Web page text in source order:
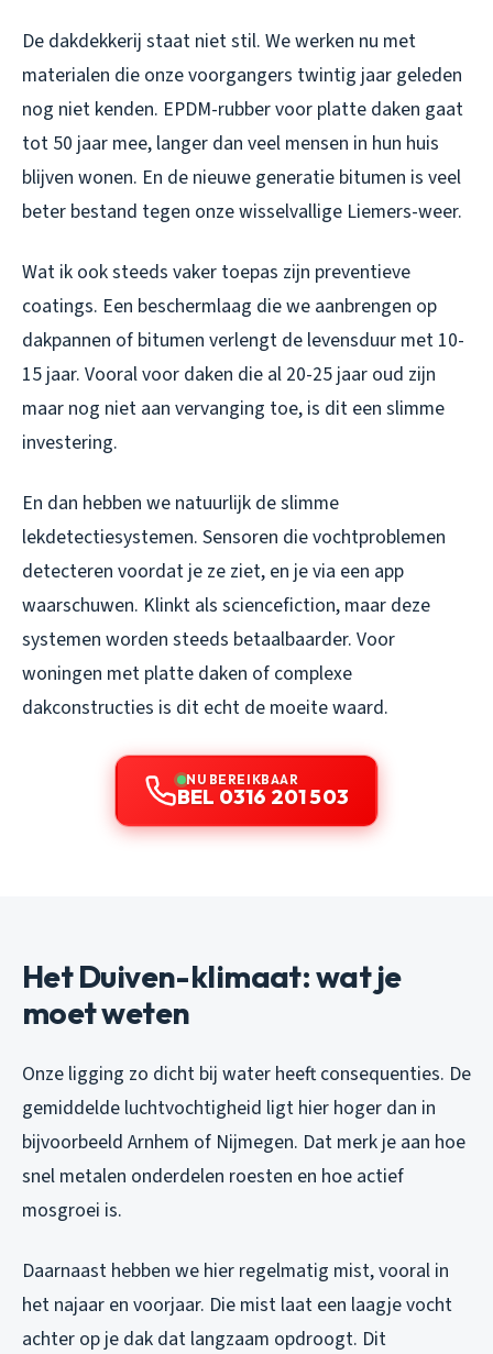
De dakdekkerij staat niet stil. We werken nu met
materialen die onze voorgangers twintig jaar geleden
nog niet kenden. EPDM-rubber voor platte daken gaat
tot 50 jaar mee, langer dan veel mensen in hun huis
blijven wonen. En de nieuwe generatie bitumen is veel
beter bestand tegen onze wisselvallige Liemers-weer.
Wat ik ook steeds vaker toepas zijn preventieve
coatings. Een beschermlaag die we aanbrengen op
dakpannen of bitumen verlengt de levensduur met 10-
15 jaar. Vooral voor daken die al 20-25 jaar oud zijn
maar nog niet aan vervanging toe, is dit een slimme
investering.
En dan hebben we natuurlijk de slimme
lekdetectiesystemen. Sensoren die vochtproblemen
detecteren voordat je ze ziet, en je via een app
waarschuwen. Klinkt als sciencefiction, maar deze
systemen worden steeds betaalbaarder. Voor
woningen met platte daken of complexe
dakconstructies is dit echt de moeite waard.
NU BEREIKBAAR
BEL 0316 201 503
Het Duiven-klimaat: wat je
moet weten
Onze ligging zo dicht bij water heeft consequenties. De
gemiddelde luchtvochtigheid ligt hier hoger dan in
bijvoorbeeld Arnhem of Nijmegen. Dat merk je aan hoe
snel metalen onderdelen roesten en hoe actief
mosgroei is.
Daarnaast hebben we hier regelmatig mist, vooral in
het najaar en voorjaar. Die mist laat een laagje vocht
achter op je dak dat langzaam opdroogt. Dit